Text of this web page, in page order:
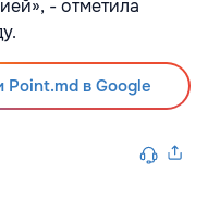
- отметила
Point.md в Google